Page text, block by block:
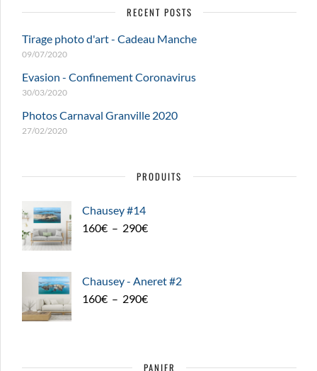
RECENT POSTS
Tirage photo d'art - Cadeau Manche
09/07/2020
Evasion - Confinement Coronavirus
30/03/2020
Photos Carnaval Granville 2020
27/02/2020
PRODUITS
Chausey #14
160€ – 290€Plage
160€
à
Chausey - Aneret #2
160€ – 290€Plage
PANIER